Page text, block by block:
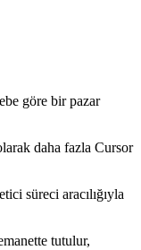
göre bir pazar
daha fazla Cursor
süreci aracılığıyla
tutulur,